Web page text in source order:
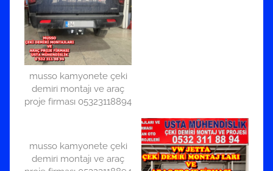
musso kamyonete çeki
demiri montajı ve araç
proje firması 05323118894
musso kamyonete çeki
demiri montajı ve araç